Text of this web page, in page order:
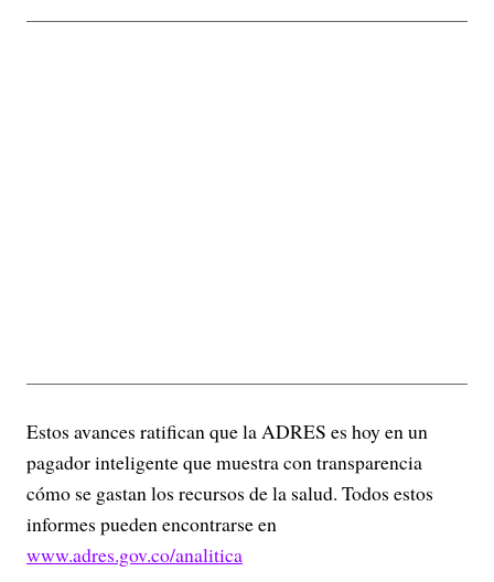
Estos avances ratifican que la ADRES es hoy en un
pagador inteligente que muestra con transparencia
cómo se gastan los recursos de la salud. Todos estos
informes pueden encontrarse en
www.adres.gov.co/analitica